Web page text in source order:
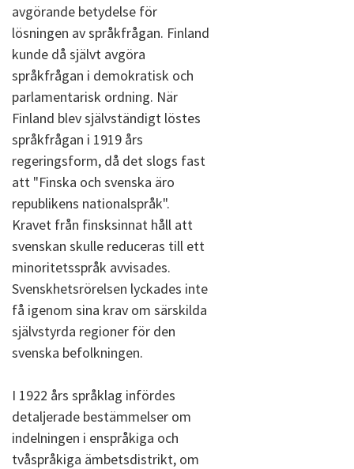
avgörande betydelse för
lösningen av språkfrågan. Finland
kunde då självt avgöra
språkfrågan i demokratisk och
parlamentarisk ordning. När
Finland blev självständigt löstes
språkfrågan i 1919 års
regeringsform, då det slogs fast
att "Finska och svenska äro
republikens nationalspråk".
Kravet från finsksinnat håll att
svenskan skulle reduceras till ett
minoritetsspråk avvisades.
Svenskhetsrörelsen lyckades inte
få igenom sina krav om särskilda
självstyrda regioner för den
svenska befolkningen.
I 1922 års språklag infördes
detaljerade bestämmelser om
indelningen i enspråkiga och
tvåspråkiga ämbetsdistrikt, om